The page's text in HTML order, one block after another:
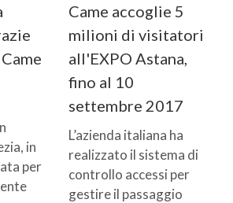
in
per
Came accoglie 5
milioni di visitatori
all'EXPO Astana,
fino al 10
settembre 2017
L’azienda italiana ha
realizzato il sistema di
controllo accessi per
gestire il passaggio